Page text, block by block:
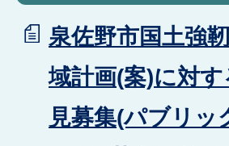
泉佐野市国土強
域計画(案)に対
見募集(パブリッ